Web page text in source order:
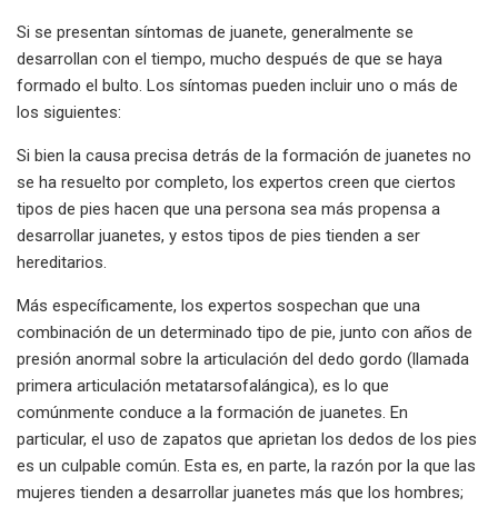
Si se presentan síntomas de juanete, generalmente se
desarrollan con el tiempo, mucho después de que se haya
formado el bulto. Los síntomas pueden incluir uno o más de
los siguientes:
Si bien la causa precisa detrás de la formación de juanetes no
se ha resuelto por completo, los expertos creen que ciertos
tipos de pies hacen que una persona sea más propensa a
desarrollar juanetes, y estos tipos de pies tienden a ser
hereditarios.
Más específicamente, los expertos sospechan que una
combinación de un determinado tipo de pie, junto con años de
presión anormal sobre la articulación del dedo gordo (llamada
primera articulación metatarsofalángica), es lo que
comúnmente conduce a la formación de juanetes. En
particular, el uso de zapatos que aprietan los dedos de los pies
es un culpable común. Esta es, en parte, la razón por la que las
mujeres tienden a desarrollar juanetes más que los hombres;